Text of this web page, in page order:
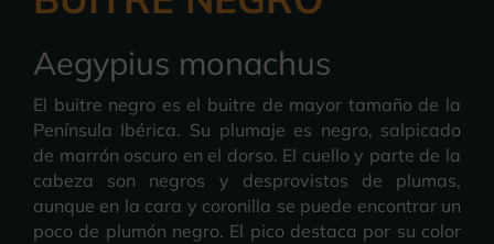
Aegypius monachus
El buitre negro es el buitre de mayor tamaño de la
Península Ibérica. Su plumaje es negro, salpicado
de marrón oscuro en el dorso. El cuello y parte de la
cabeza son negros y desprovistos de plumas,
aunque en la cara y coronilla se puede encontrar un
poco de plumón negro. El pico destaca por su color